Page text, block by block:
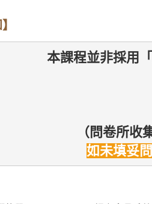
本課程並非採用
（問卷所收
如未填妥